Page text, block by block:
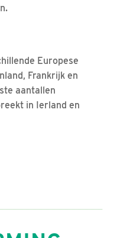
Europese
Frankrijk en
aantallen
in Ierland en